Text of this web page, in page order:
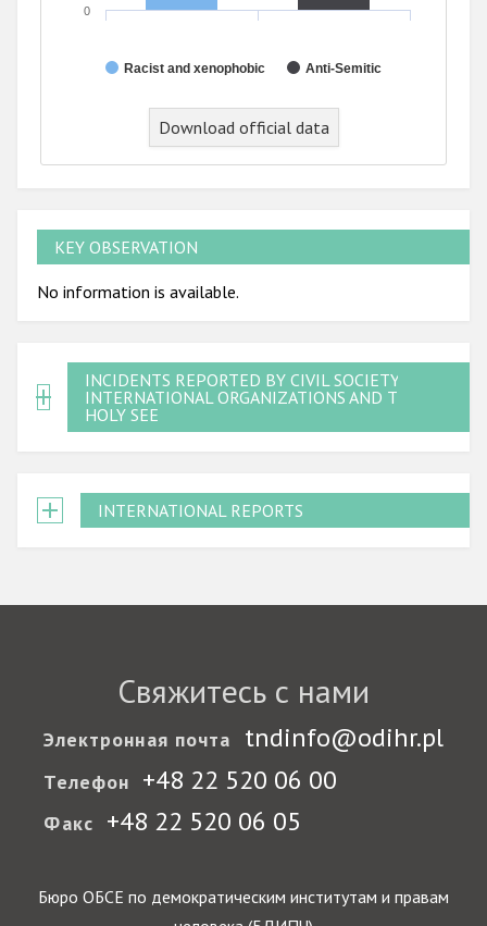
Racist and xenophobic Anti-Semitic
0
Download official data
KEY OBSERVATION
No information is available.
INCIDENTS REPORTED BY CIVIL SOCIETY,
INTERNATIONAL ORGANIZATIONS AND THE
HOLY SEE
INTERNATIONAL REPORTS
Свяжитесь с нами
Электронная почта tndinfo@odihr.pl
Телефон +48 22 520 06 00
Факс +48 22 520 06 05
Бюро ОБСЕ по демократическим институтам и правам